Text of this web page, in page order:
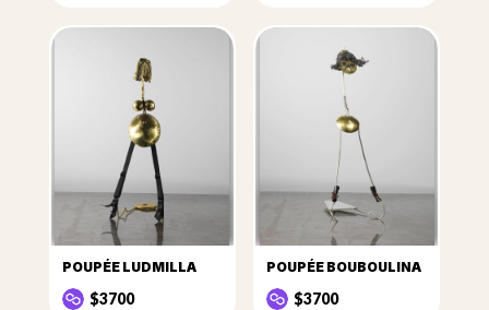
POUPÉE LUDMILLA
$3700
POUPÉE BOUBOULINA
$3700